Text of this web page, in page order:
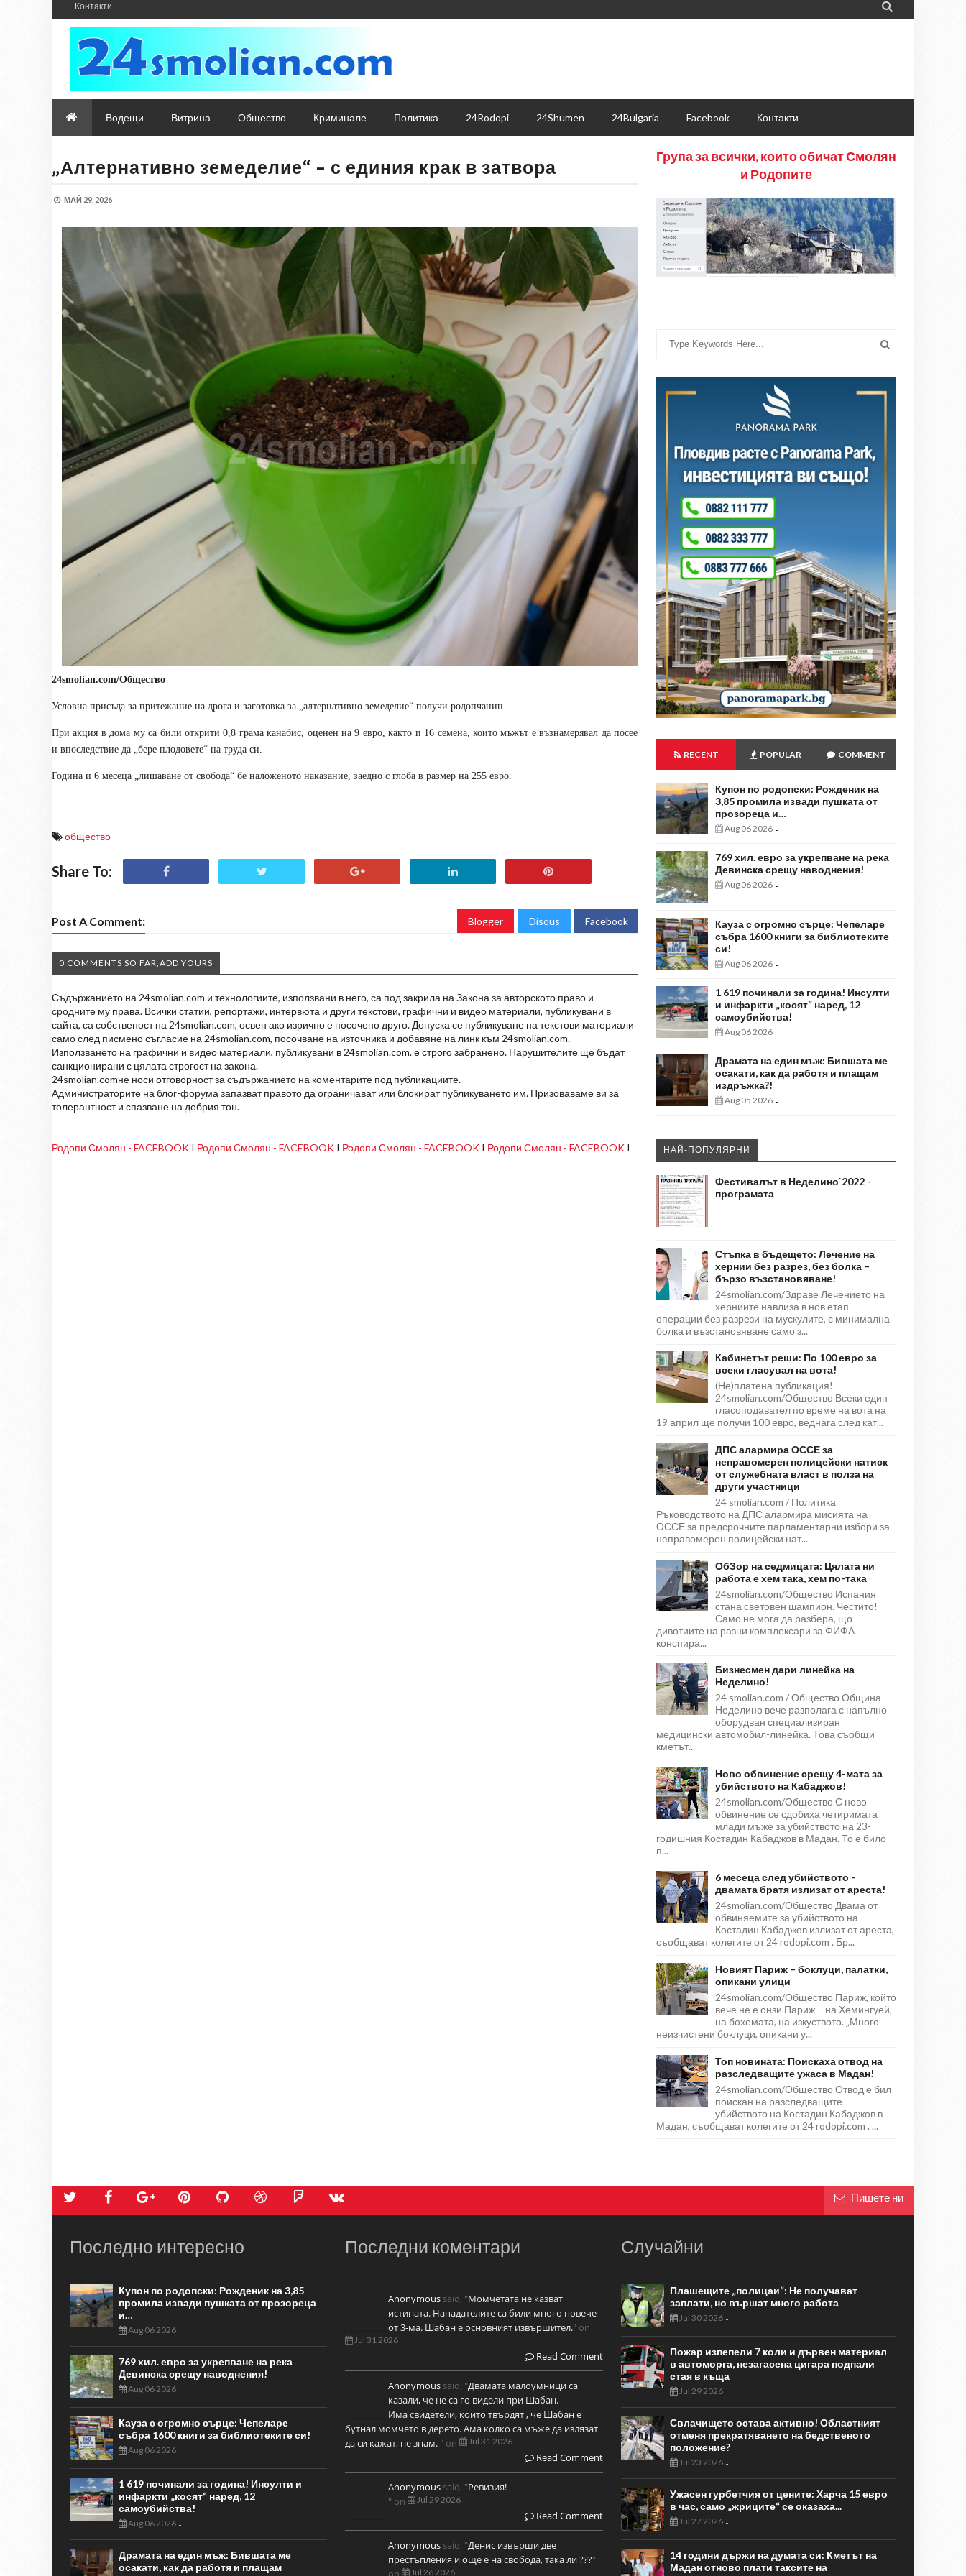
Контакти 
Водещи Витрина Общество Криминале Политика 24Rodopi 24Shumen 24Bulgaria Facebook Контакти
„Алтернативно земеделие“ – с единия крак в затвора
МАЙ 29, 2026
24smolian.com/Общество
Условна присъда за притежание на дрога и заготовка за „алтернативно земеделие“ получи родопчанин.
При акция в дома му са били открити 0,8 грама канабис, оценен на 9 евро, както и 16 семена, които мъжът е възнамерявал да посее
и впоследствие да „бере плодовете“ на труда си.
Година и 6 месеца „лишаване от свобода“ бе наложеното наказание, заедно с глоба в размер на 255 евро.
общество
Share To:
Post A Comment: Blogger Disqus Facebook
0 COMMENTS SO FAR,ADD YOURS
Съдържанието на 24smolian.com и технологиите, използвани в него, са под закрила на Закона за авторското право и
сродните му права. Всички статии, репортажи, интервюта и други текстови, графични и видео материали, публикувани в
сайта, са собственост на 24smolian.com, освен ако изрично е посочено друго. Допуска се публикуване на текстови материали
само след писмено съгласие на 24smolian.com, посочване на източника и добавяне на линк към 24smolian.com.
Използването на графични и видео материали, публикувани в 24smolian.com. е строго забранено. Нарушителите ще бъдат
санкционирани с цялата строгост на закона.
24smolian.comне носи отговорност за съдържанието на коментарите под публикациите.
Администраторите на блог-форума запазват правото да ограничават или блокират публикуването им. Призоваваме ви за
толерантност и спазване на добрия тон.
Родопи Смолян - FACEBOOK I Родопи Смолян - FACEBOOK I Родопи Смолян - FACEBOOK I Родопи Смолян - FACEBOOK I
Група за всички, които обичат Смолян
и Родопите
RECENT POPULAR COMMENT
Купон по родопски: Рожденик на
3,85 промила извади пушката от
прозореца и…
Aug 06 2026 -
769 хил. евро за укрепване на река
Девинска срещу наводнения!
Aug 06 2026 -
Кауза с огромно сърце: Чепеларе
събра 1600 книги за библиотеките
си!
Aug 06 2026 -
1 619 починали за година! Инсулти
и инфаркти „косят“ наред, 12
самоубийства!
Aug 06 2026 -
Драмата на един мъж: Бившата ме
осакати, как да работя и плащам
издръжка?!
Aug 05 2026 -
НАЙ-ПОПУЛЯРНИ
Фестивалът в Неделино`2022 -
програмата
Стъпка в бъдещето: Лечение на
хернии без разрез, без болка –
бързо възстановяване!
24smolian.com/Здраве Лечението на
херниите навлиза в нов етап –
операции без разрези на мускулите, с минимална
болка и възстановяване само з...
Кабинетът реши: По 100 евро за
всеки гласувал на вота!
(Не)платена публикация!
24smolian.com/Общество Всеки един
гласоподавател по време на вота на
19 април ще получи 100 евро, веднага след кат...
ДПС алармира ОССЕ за
неправомерен полицейски натиск
от служебната власт в полза на
други участници
24 smolian.com / Политика
Ръководството на ДПС алармира мисията на
ОССЕ за предсрочните парламентарни избори за
неправомерен полицейски нат...
ОбЗор на седмицата: Цялата ни
работа е хем така, хем по-така
24smolian.com/Общество Испания
стана световен шампион. Честито!
Само не мога да разбера, що
дивотиите на разни комплексари за ФИФА
конспира...
Бизнесмен дари линейка на
Неделино!
24 smolian.com / Общество Община
Неделино вече разполага с напълно
оборудван специализиран
медицински автомобил-линейка. Това съобщи
кметът...
Ново обвинение срещу 4-мата за
убийството на Кабаджов!
24smolian.com/Общество С ново
обвинение се сдобиха четиримата
млади мъже за убийството на 23-
годишния Костадин Кабаджов в Мадан. То е било
п...
6 месеца след убийството -
двамата братя излизат от ареста!
24smolian.com/Общество Двама от
обвиняемите за убийството на
Костадин Кабаджов излизат от ареста,
съобщават колегите от 24 rodopi.com . Бр...
Новият Париж – боклуци, палатки,
опикани улици
24smolian.com/Общество Париж, който
вече не е онзи Париж – на Хемингуей,
на бохемата, на изкуството. „Много
неизчистени боклуци, опикани у...
Топ новината: Поискаха отвод на
разследващите ужаса в Мадан!
24smolian.com/Общество Отвод е бил
поискан на разследващите
убийството на Костадин Кабаджов в
Мадан, съобщават колегите от 24 rodopi.com . ...
Пишете ни
Последно интересно
Купон по родопски: Рожденик на 3,85
промила извади пушката от прозореца
и…
Aug 06 2026 -
769 хил. евро за укрепване на река
Девинска срещу наводнения!
Aug 06 2026 -
Кауза с огромно сърце: Чепеларе
събра 1600 книги за библиотеките си!
Aug 06 2026 -
1 619 починали за година! Инсулти и
инфаркти „косят“ наред, 12
самоубийства!
Aug 06 2026 -
Драмата на един мъж: Бившата ме
осакати, как да работя и плащам
Последни коментари
Anonymous said, "Момчетата не казват
истината. Нападателите са били много повече
от 3-ма. Шабан е основният извършител." on
Jul 31 2026
Read Comment
Anonymous said, "Двамата малоумници са
казали, че не са го видели при Шабан.
Има свидетели, които твърдят , че Шабан е
бутнал момчето в дерето. Ама колко са мъже да излязат
да си кажат, не знам. " on Jul 31 2026
Read Comment
Anonymous said, "Ревизия!
" on
Jul 29 2026
Read Comment
Anonymous said, "Денис извърши две
престъпления и още е на свобода, така ли ???"
Jul 26 2026
Случайни
Плашещите „полицаи“: Не получават
заплати, но вършат много работа
Jul 30 2026-
Пожар изпепели 7 коли и дървен материал
в автоморга, незагасена цигара подпали
стая в къща
Jul 29 2026-
Свлачището остава активно! Областният
отменя прекратяването на бедственото
положение?
Jul 23 2026-
Ужасен гурбетчия от цените: Харча 15 евро
в час, само „жриците“ се оказаха...
Jul 27 2026-
14 години държи на думата си: Кметът на
Мадан отново плати таксите на